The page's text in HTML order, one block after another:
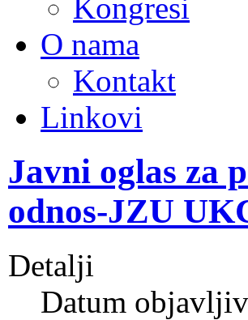
Kongresi
O nama
Kontakt
Linkovi
Javni oglas za
odnos-JZU
Detalji
Datum